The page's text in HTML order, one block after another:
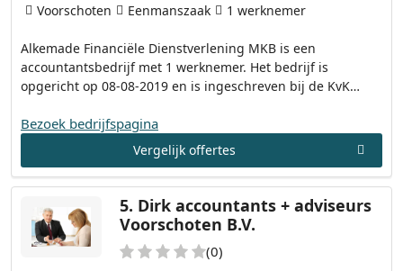
Alkemade Financiële Dienstverlening MKB is een
accountantsbedrijf met 1 werknemer. Het bedrijf is
opgericht op 08-08-2019 en is ingeschreven bij de KvK…
Voorschoten Eenmanszaak 1 werknemer
Bezoek bedrijfspagina
Vergelijk offertes
5. Dirk accountants + adviseurs
Voorschoten B.V.
(0)